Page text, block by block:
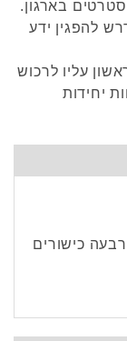
בארגון.
מנהל קו ראשון של המאה ה-21 נדרש להפגין ידע
עליו לרכוש
יחידות